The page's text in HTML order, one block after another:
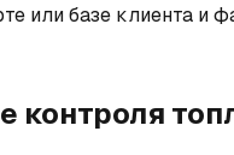
или базе клиента и
контроля